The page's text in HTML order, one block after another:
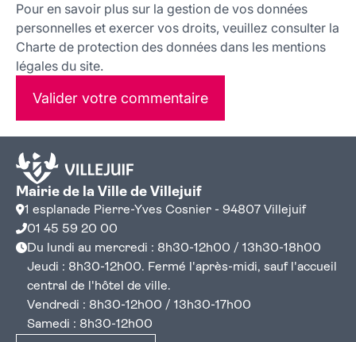
Pour en savoir plus sur la gestion de vos données
personnelles et exercer vos droits, veuillez consulter la
Charte de protection des données dans les mentions
légales du site.
Valider votre commentaire
Mairie de la Ville de Villejuif
1 esplanade Pierre-Yves Cosnier - 94807 Villejuif
01 45 59 20 00
Du lundi au mercredi : 8h30-12h00 / 13h30-18h00
Jeudi : 8h30-12h00. Fermé l'après-midi, sauf l'accueil
central de l'hôtel de ville.
Vendredi : 8h30-12h00 / 13h30-17h00
Samedi : 8h30-12h00